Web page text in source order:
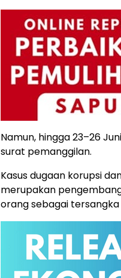
Namun, hingga 23–26
surat pemanggilan.
Kasus dugaan korupsi
merupakan
orang sebagai tersangka